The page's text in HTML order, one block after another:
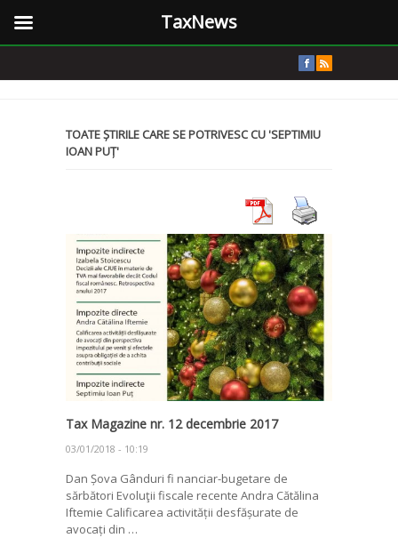
TOATE ȘTIRILE CARE SE POTRIVESC CU 'SEPTIMIU
IOAN PUȚ'
Tax Magazine nr. 12 decembrie 2017
03/01/2018 - 10:19
Dan Șova Gânduri fi nanciar-bugetare de
sărbători Evoluţii fiscale recente Andra Cătălina
Iftemie Calificarea activității desfășurate de
avocați din …
TaxNews